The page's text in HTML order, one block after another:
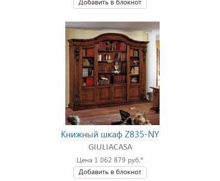
Книжный шкаф Z835-NY
GIULIACASA
Цена 1 062 879 руб.*
Добавить в блокнот